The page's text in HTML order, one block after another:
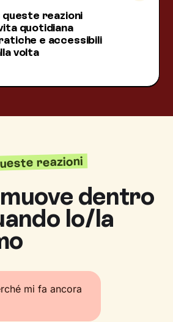
queste reazioni
quotidiana
e accessibili
volta
reazioni
dentro
lo/la
mi fa ancora